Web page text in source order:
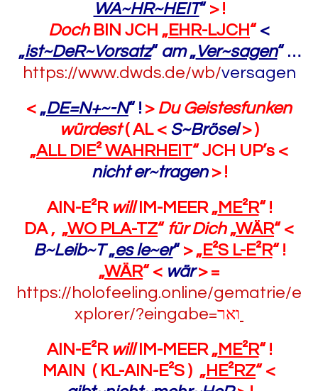
WA~HR~HEIT“ > !
DochBIN JCH „EHR-LJCH“ <
„ist~DeR~Vorsatz“ am„Ver~sagen“ …
https://www.dwds.de/wb/versagen
< „DE=N+~-N“ ! > Du Geistesfunken
würdest( AL < S~Brösel> )
„ALL DIE² WAHRHEIT“ JCH UP’s <
nicht er~tragen > !
AIN-E²R willIM-MEER „ME²R“ !
DA , „WO PLA-TZ“ für Dich„WÄR“ <
B~Leib~T„es le~er“ > „E²S L-E²R“ !
„WÄR“ < wär> =
https://holofeeling.online/gematrie/e
xplorer/?eingabe=ואר
AIN-E²R willIM-MEER „ME²R“ !
MAIN ( KL-AIN-E²S ) „HE²RZ“ <